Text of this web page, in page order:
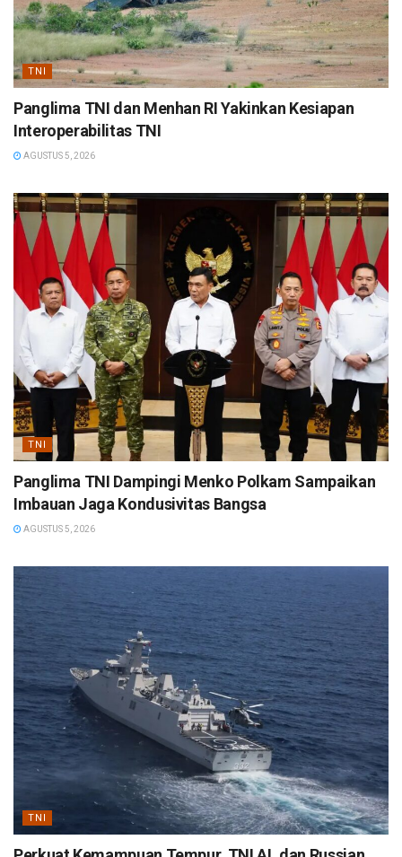
TNI
Panglima TNI dan Menhan RI Yakinkan Kesiapan
Interoperabilitas TNI
AGUSTUS 5, 2026
TNI
Panglima TNI Dampingi Menko Polkam Sampaikan
Imbauan Jaga Kondusivitas Bangsa
AGUSTUS 5, 2026
TNI